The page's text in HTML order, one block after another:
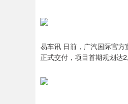
易车讯 日前，广汽国际官
正式交付，项目首期规划达